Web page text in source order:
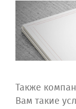
Также
Вам такие